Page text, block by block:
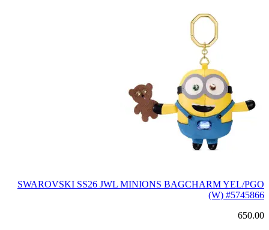
SWAROVSKI SS26 JWL MINIONS BAGCHARM YEL/PGO
(W) #5745866
650.00